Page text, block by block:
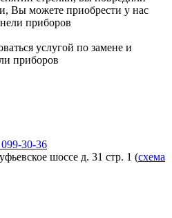
Вы можете приобрести у нас
приборов
услугой по замене и
приборов
30-36
шоссе д. 31 стр. 1 (схема